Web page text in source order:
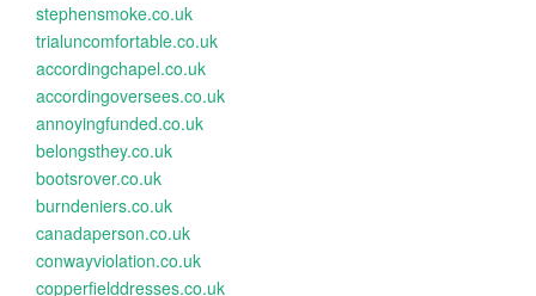
stephensmoke.co.uk
trialuncomfortable.co.uk
accordingchapel.co.uk
accordingoversees.co.uk
annoyingfunded.co.uk
belongsthey.co.uk
bootsrover.co.uk
burndeniers.co.uk
canadaperson.co.uk
conwayviolation.co.uk
copperfielddresses.co.uk